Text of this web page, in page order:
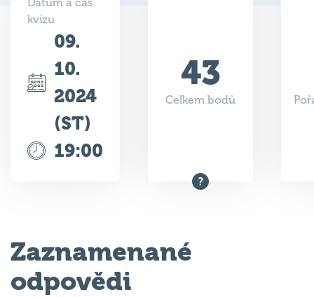
Datum a čas
kvízu
09.
10.
2024
(ST)
19:00
43
Celkem bodů
Zaznamenané
odpovědi